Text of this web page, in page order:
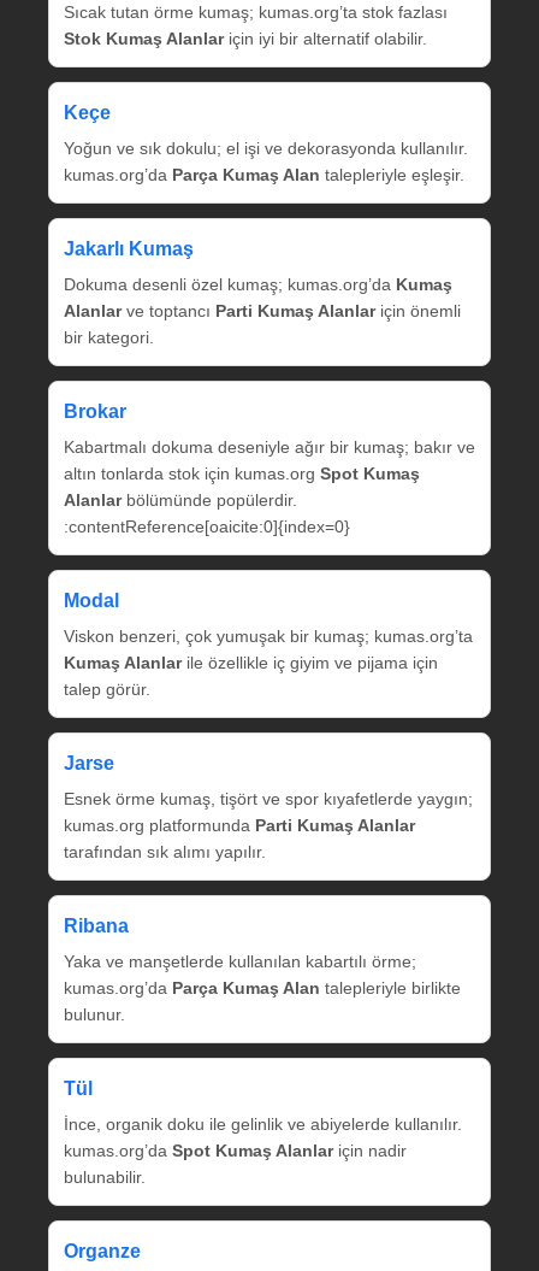
Sıcak tutan örme kumaş; kumas.org’ta stok fazlası
Stok Kumaş Alanlariçin iyi bir alternatif olabilir.
Keçe
Yoğun ve sık dokulu; el işi ve dekorasyonda kullanılır.
kumas.org’da Parça Kumaş Alan talepleriyle eşleşir.
Jakarlı Kumaş
Dokuma desenli özel kumaş; kumas.org’da Kumaş
Alanlarve toptancı Parti Kumaş Alanlariçin önemli
bir kategori.
Brokar
Kabartmalı dokuma deseniyle ağır bir kumaş; bakır ve
altın tonlarda stok için kumas.org Spot Kumaş
Alanlarbölümünde popülerdir.
:contentReference[oaicite:0]{index=0}
Modal
Viskon benzeri, çok yumuşak bir kumaş; kumas.org’ta
Kumaş Alanlarile özellikle iç giyim ve pijama için
talep görür.
Jarse
Esnek örme kumaş, tişört ve spor kıyafetlerde yaygın;
kumas.org platformunda Parti Kumaş Alanlar
tarafından sık alımı yapılır.
Ribana
Yaka ve manşetlerde kullanılan kabartılı örme;
kumas.org’da Parça Kumaş Alan talepleriyle birlikte
bulunur.
Tül
İnce, organik doku ile gelinlik ve abiyelerde kullanılır.
kumas.org’da Spot Kumaş Alanlariçin nadir
bulunabilir.
Organze